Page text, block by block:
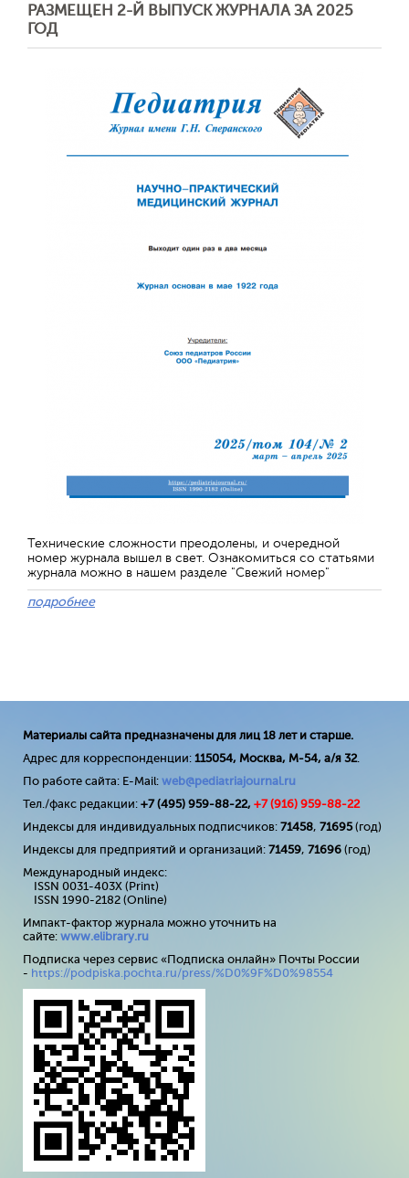
РАЗМЕЩЕН 2-Й ВЫПУСК ЖУРНАЛА ЗА 2025
ГОД
Технические сложности преодолены, и очередной
номер журнала вышел в свет. Ознакомиться со статьями
журнала можно в нашем разделе "Свежий номер"
подробнее
Материалы сайта предназначены для лиц 18 лет и старше.
Адрес для корреспонденции: 115054, Москва, М-54, а/я 32.
По работе сайта: E-Mail: web@pediatriajournal.ru
Тел./факс редакции: +7 (495) 959-88-22, +7 (916) 959-88-22
Индексы для индивидуальных подписчиков: 71458, 71695(год)
Индексы для предприятий и организаций: 71459, 71696 (год)
Международный индекс:
ISSN 0031-403X (Print)
ISSN 1990-2182 (Online)
Импакт-фактор журнала можно уточнить на
сайте: www.elibrary.ru
Подписка через сервис «Подписка онлайн» Почты России
- https://podpiska.pochta.ru/press/%D0%9F%D0%98554